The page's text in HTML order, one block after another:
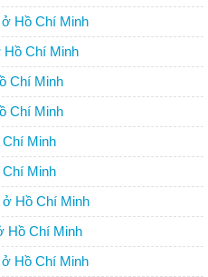
Hồ Chí Minh
Hồ Chí Minh
Chí Minh
Chí Minh
Minh
Minh
Hồ Chí Minh
Hồ Chí Minh
Hồ Chí Minh